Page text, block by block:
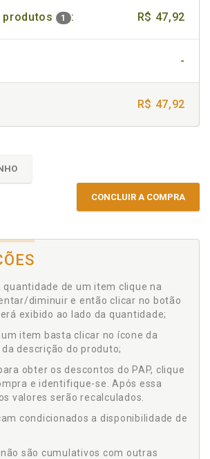
produtos 1 : R$ 47,92
-
R$ 47,92
CONCLUIR A COMPRA
quantidade de um item clique na
diminuir e então clicar no botão
exibido ao lado da quantidade;
item basta clicar no ícone da
da descrição do produto;
obter os descontos do PAP, clique
e identifique-se. Após essa
valores serão recalculados.
condicionados a disponibilidade de
são cumulativos com outras